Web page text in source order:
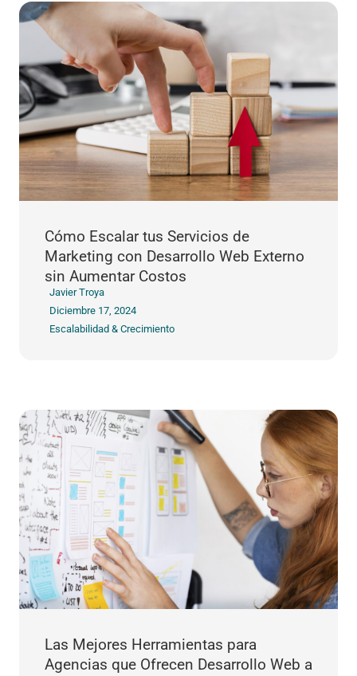
Cómo Escalar tus Servicios de
Marketing con Desarrollo Web Externo
sin Aumentar Costos
Javier Troya
Diciembre 17, 2024
Escalabilidad & Crecimiento
Las Mejores Herramientas para
Agencias que Ofrecen Desarrollo Web a